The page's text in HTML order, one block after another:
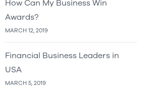
How Can My Business Win
Awards?
MARCH 12, 2019
Financial Business Leaders in
USA
MARCH 5, 2019